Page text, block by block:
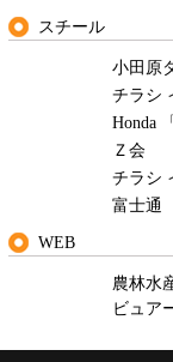
スチール
小田原
チラシ
Honda
Ｚ会
チラシ
富士通
WEB
農林水
ビュア